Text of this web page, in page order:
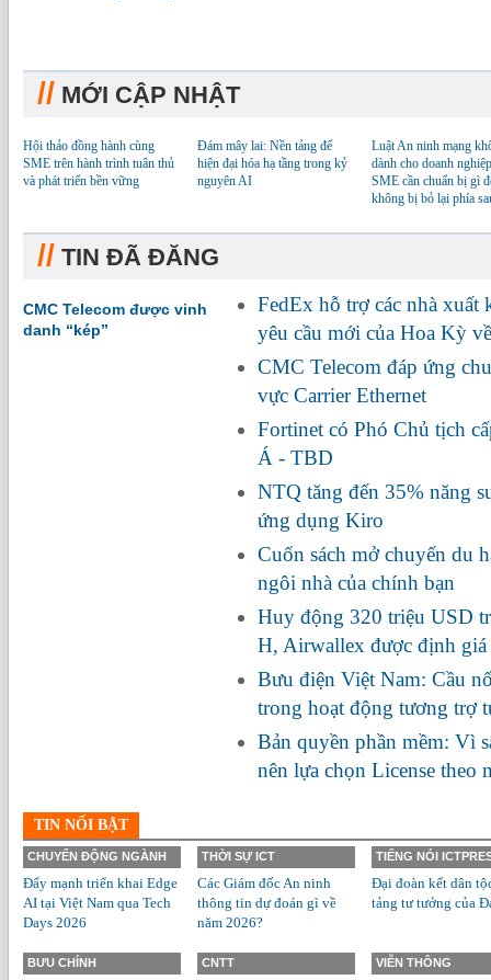
// MỚI CẬP NHẬT
Hội thảo đồng hành cùng
SME trên hành trình tuân thủ
và phát triển bền vững
Đám mây lai: Nền tảng để
hiện đại hóa hạ tầng trong kỷ
nguyên AI
Luật An ninh mạng
dành cho doanh
SME cần chuẩn bị gì
không bị bỏ lại phía
// TIN ĐÃ ĐĂNG
CMC Telecom được vinh
danh “kép”
FedEx hỗ trợ các nhà xuất
yêu cầu mới của Hoa Kỳ
CMC Telecom đáp ứng
vực Carrier Ethernet
Fortinet có Phó Chủ tịch
Á - TBD
NTQ tăng đến 35% năng
ứng dụng Kiro
Cuốn sách mở chuyến du
ngôi nhà của chính bạn
Huy động 320 triệu USD
H, Airwallex được định
Bưu điện Việt Nam: Cầu
trong hoạt động tương trợ
Bản quyền phần mềm: Vì
nên lựa chọn License theo
TIN NỔI BẬT
CHUYỂN ĐỘNG NGÀNH
Đẩy mạnh triển khai Edge
AI tại Việt Nam qua Tech
Days 2026
THỜI SỰ ICT
Các Giám đốc An ninh
thông tin dự đoán gì về
năm 2026?
TIẾNG NÓI
Đại đoàn kết dân
tảng tư tưởng của
BƯU CHÍNH CNTT VIỄN THÔNG